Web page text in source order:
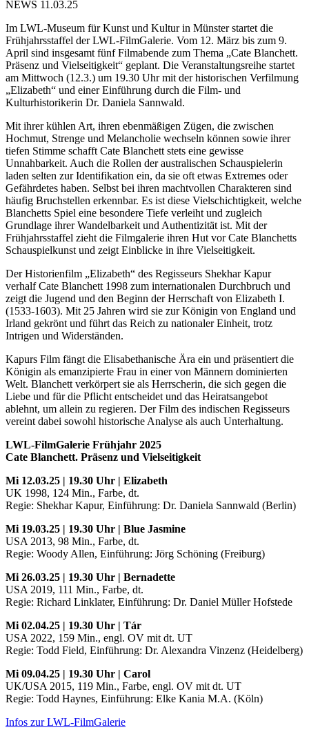
NEWS 11.03.25
Im LWL-Museum für Kunst und Kultur in Münster startet die
Frühjahrsstaffel der LWL-FilmGalerie. Vom 12. März bis zum 9.
April sind insgesamt fünf Filmabende zum Thema „Cate Blanchett.
Präsenz und Vielseitigkeit“ geplant. Die Veranstaltungsreihe startet
am Mittwoch (12.3.) um 19.30 Uhr mit der historischen Verfilmung
„Elizabeth“ und einer Einführung durch die Film- und
Kulturhistorikerin Dr. Daniela Sannwald.
Mit ihrer kühlen Art, ihren ebenmäßigen Zügen, die zwischen
Hochmut, Strenge und Melancholie wechseln können sowie ihrer
tiefen Stimme schafft Cate Blanchett stets eine gewisse
Unnahbarkeit. Auch die Rollen der australischen Schauspielerin
laden selten zur Identifikation ein, da sie oft etwas Extremes oder
Gefährdetes haben. Selbst bei ihren machtvollen Charakteren sind
häufig Bruchstellen erkennbar. Es ist diese Vielschichtigkeit, welche
Blanchetts Spiel eine besondere Tiefe verleiht und zugleich
Grundlage ihrer Wandelbarkeit und Authentizität ist. Mit der
Frühjahrsstaffel zieht die Filmgalerie ihren Hut vor Cate Blanchetts
Schauspielkunst und zeigt Einblicke in ihre Vielseitigkeit.
Der Historienfilm „Elizabeth“ des Regisseurs Shekhar Kapur
verhalf Cate Blanchett 1998 zum internationalen Durchbruch und
zeigt die Jugend und den Beginn der Herrschaft von Elizabeth I.
(1533-1603). Mit 25 Jahren wird sie zur Königin von England und
Irland gekrönt und führt das Reich zu nationaler Einheit, trotz
Intrigen und Widerständen.
Kapurs Film fängt die Elisabethanische Ära ein und präsentiert die
Königin als emanzipierte Frau in einer von Männern dominierten
Welt. Blanchett verkörpert sie als Herrscherin, die sich gegen die
Liebe und für die Pflicht entscheidet und das Heiratsangebot
ablehnt, um allein zu regieren. Der Film des indischen Regisseurs
vereint dabei sowohl historische Analyse als auch Unterhaltung.
LWL-FilmGalerie Frühjahr 2025
Cate Blanchett. Präsenz und Vielseitigkeit
Mi 12.03.25 | 19.30 Uhr | Elizabeth
UK 1998, 124 Min., Farbe, dt.
Regie: Shekhar Kapur, Einführung: Dr. Daniela Sannwald (Berlin)
Mi 19.03.25 | 19.30 Uhr | Blue Jasmine
USA 2013, 98 Min., Farbe, dt.
Regie: Woody Allen, Einführung: Jörg Schöning (Freiburg)
Mi 26.03.25 | 19.30 Uhr | Bernadette
USA 2019, 111 Min., Farbe, dt.
Regie: Richard Linklater, Einführung: Dr. Daniel Müller Hofstede
Mi 02.04.25 | 19.30 Uhr | Tár
USA 2022, 159 Min., engl. OV mit dt. UT
Regie: Todd Field, Einführung: Dr. Alexandra Vinzenz (Heidelberg)
Mi 09.04.25 | 19.30 Uhr | Carol
UK/USA 2015, 119 Min., Farbe, engl. OV mit dt. UT
Regie: Todd Haynes, Einführung: Elke Kania M.A. (Köln)
Infos zur LWL-FilmGalerie